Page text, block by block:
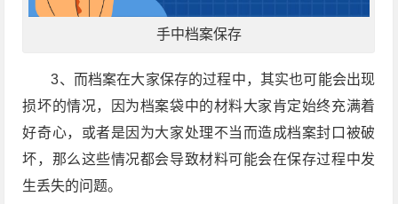
手中档案保存
3、而档案在大家保存的过程中，其实也可能会出现
损坏的情况，因为档案袋中的材料大家肯定始终充满着
好奇心，或者是因为大家处理不当而造成档案封口被破
坏，那么这些情况都会导致材料可能会在保存过程中发
生丢失的问题。